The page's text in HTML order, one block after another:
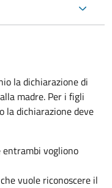
la dichiarazione di
madre. Per i figli
dichiarazione deve
entrambi vogliono
vuole riconoscere il